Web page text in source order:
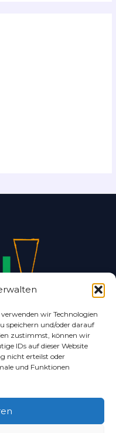
wir Technologien
speichern und/oder darauf
zustimmst, können wir
IDs auf dieser Website
nicht erteilst oder
und Funktionen
Nachrichten